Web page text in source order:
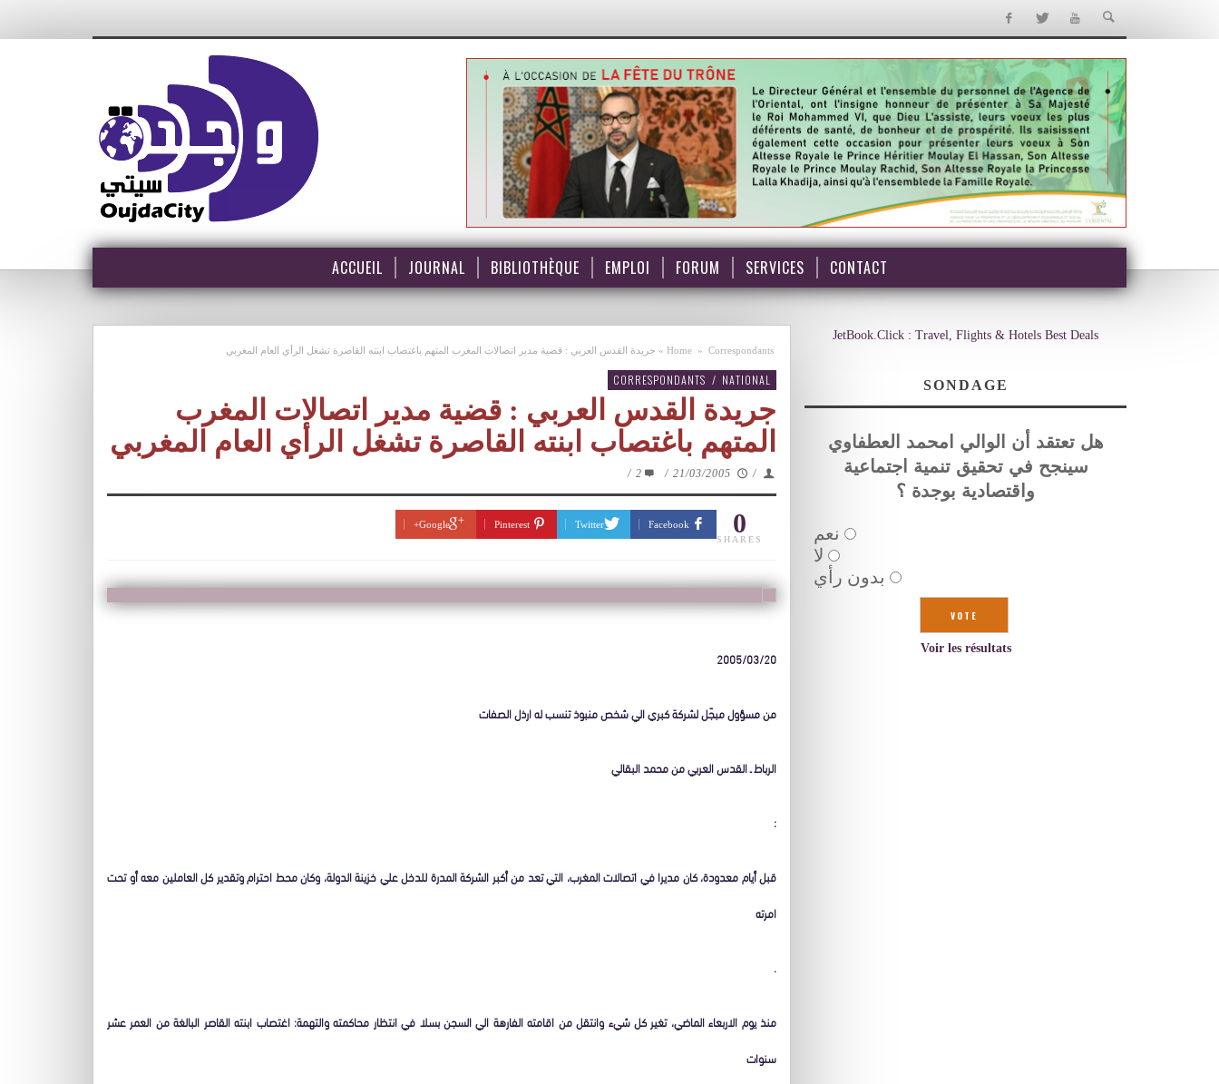
ACCUEIL JOURNAL BIBLIOTHÈQUE EMPLOI FORUM SERVICES CONTACT
Home » Correspondants
» جريدة القدس العربي : قضية مدير اتصالات المغرب المتهم باغتصاب ابنته القاصرة تشغل الرأي العام المغربي
CORRESPONDANTS / NATIONAL
جريدة القدس العربي : قضية مدير اتصالات المغرب
المتهم باغتصاب ابنته القاصرة تشغل الرأي العام المغربي
/
21/03/2005
/
2
/
0
SHARES
Facebook
Twitter
Pinterest
Google+
2005/03/20
من مسؤول مبجّل لشركة كبري الي شخص منبوذ تنسب له ارذل الصفات
الرباط ـ القدس العربي من محمد البقالي
:
قبل أيام معدودة، كان مديرا في اتصالات المغرب، التي تعد من أكبر الشركة المدرة للدخل علي خزينة الدولة، وكان محط احترام وتقدير كل العاملين معه أو تحت
امرته
.
منذ يوم الاربعاء الماضي، تغير كل شيء وانتقل من اقامته الفارهة الي السجن بسلا في انتظار محاكمته والتهمة: اغتصاب ابنته القاصر البالغة من العمر عشر
سنوات
JetBook.Click : Travel, Flights & Hotels Best Deals
SONDAGE
هل تعتقد أن الوالي امحمد العطفاوي
سينجح في تحقيق تنمية اجتماعية
واقتصادية بوجدة ؟
نعم
لا
بدون رأي
Voir les résultats